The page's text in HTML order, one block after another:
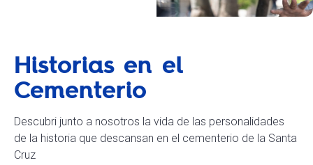
Historias en el
Cementerio
Descubri junto a nosotros la vida de las personalidades
de la historia que descansan en el cementerio de la Santa
Cruz